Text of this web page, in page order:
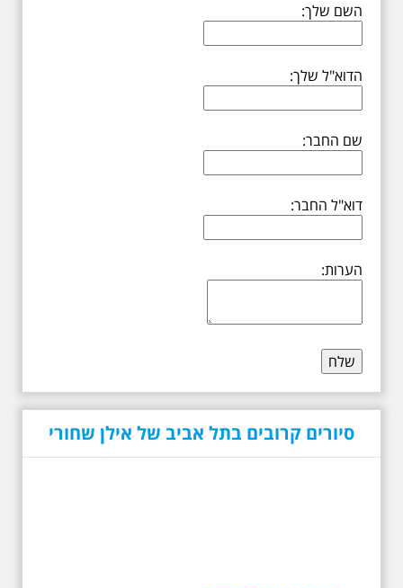
השם שלך:
הדוא"ל שלך:
שם החבר:
דוא"ל החבר:
הערות:
סיורים קרובים בתל אביב של אילן שחורי